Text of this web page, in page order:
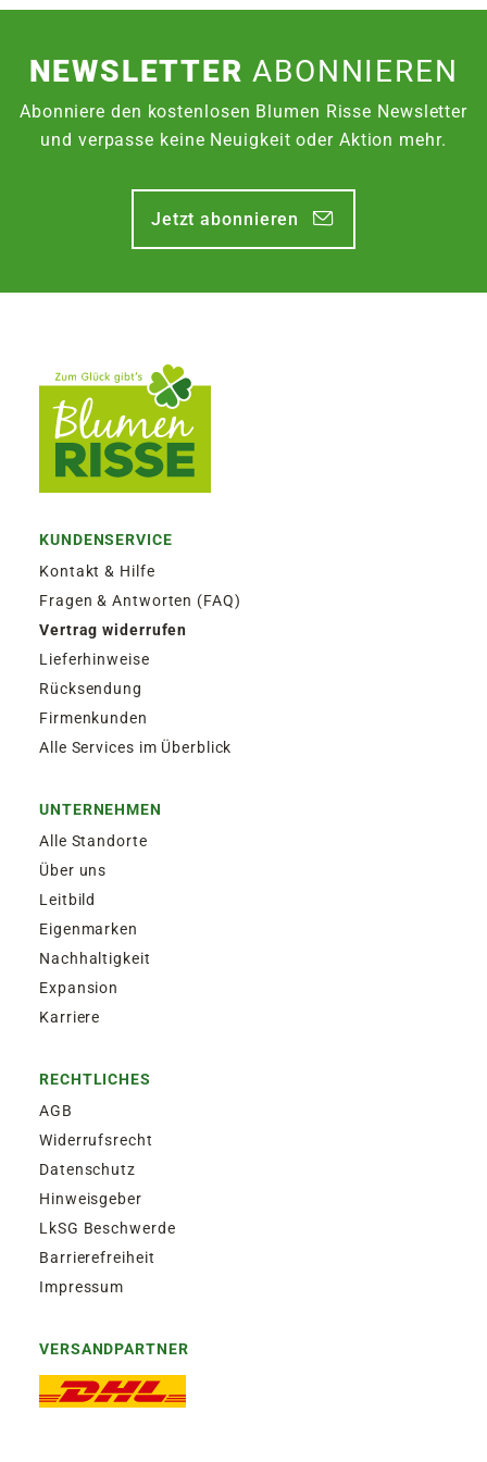
NEWSLETTERABONNIEREN
Abonniere den kostenlosen Blumen Risse Newsletter
und verpasse keine Neuigkeit oder Aktion mehr.
Jetzt abonnieren
KUNDENSERVICE
Kontakt & Hilfe
Fragen & Antworten (FAQ)
Vertrag widerrufen
Lieferhinweise
Rücksendung
Firmenkunden
Alle Services im Überblick
UNTERNEHMEN
Alle Standorte
Über uns
Leitbild
Eigenmarken
Nachhaltigkeit
Expansion
Karriere
RECHTLICHES
AGB
Widerrufsrecht
Datenschutz
Hinweisgeber
LkSG Beschwerde
Barrierefreiheit
Impressum
VERSANDPARTNER